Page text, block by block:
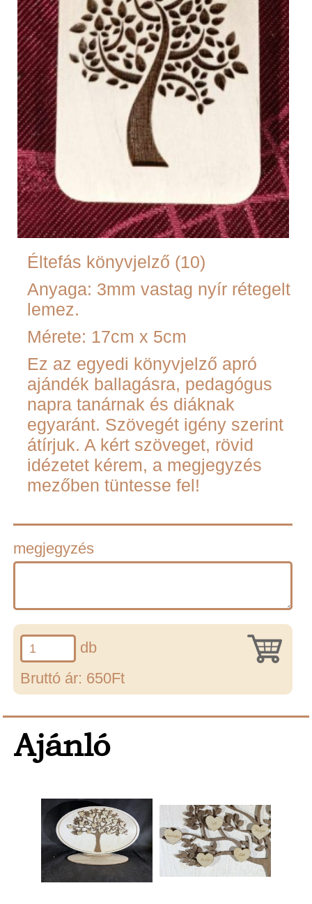
Éltefás könyvjelző (10)
Anyaga: 3mm vastag nyír rétegelt
lemez.
Mérete: 17cm x 5cm
Ez az egyedi könyvjelző apró
ajándék ballagásra, pedagógus
napra tanárnak és diáknak
egyaránt. Szövegét igény szerint
átírjuk. A kért szöveget, rövid
idézetet kérem, a megjegyzés
mezőben tüntesse fel!
megjegyzés
db
Bruttó ár: 650Ft
Ajánló